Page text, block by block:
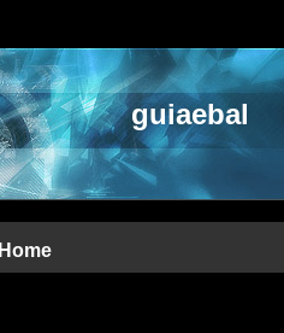
guiaebal
Home